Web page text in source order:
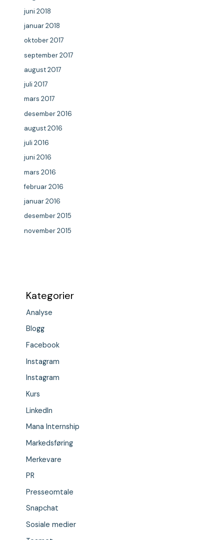
juni 2018
januar 2018
oktober 2017
september 2017
august 2017
juli 2017
mars 2017
desember 2016
august 2016
juli 2016
juni 2016
mars 2016
februar 2016
januar 2016
desember 2015
november 2015
Kategorier
Analyse
Blogg
Facebook
Instagram
Instagram
Kurs
LinkedIn
Mana Internship
Markedsføring
Merkevare
PR
Presseomtale
Snapchat
Sosiale medier